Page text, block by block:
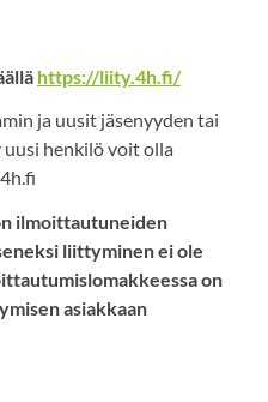
https://liity.4h.fi/
ja uusit jäsenyyden tai
henkilö voit olla
ilmoittautuneiden
liittyminen ei ole
on
asiakkaan